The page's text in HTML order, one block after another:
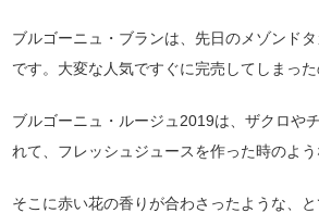
ブルゴーニュ・ブランは、先日のメゾンド
です。大変な人気ですぐに完売してしまっ
ブルゴーニュ・ルージュ2019は、ザクロや
れて、フレッシュジュースを作った時のよ
そこに赤い花の香りが合わさったような、